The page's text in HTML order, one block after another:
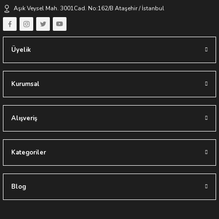
Yapıes Banyo / Erkan Ocak
Aşık Veysel Mah. 3001Cad. No:162/B Ataşehir / İstanbul
Üyelik
Kurumsal
Alışveriş
Kategoriler
Blog